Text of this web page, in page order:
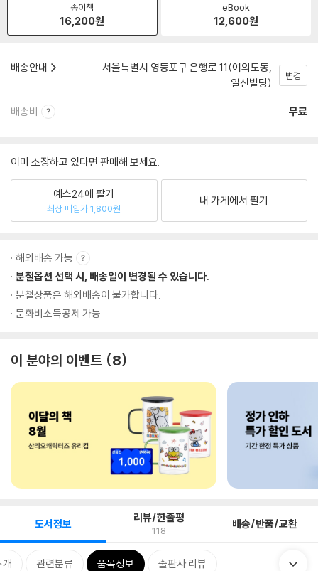
종이책
16,200원
eBook
12,600원
배송안내
서울특별시 영등포구 은행로 11(여의도동,
일신빌딩)
변경
배송비 무료
이미 소장하고 있다면 판매해 보세요.
예스24에 팔기
최상 매입가 1,800원
내 가게에서 팔기
해외배송 가능
분철옵션 선택 시, 배송일이 변경될 수 있습니다.
분철상품은 해외배송이 불가합니다.
문화비소득공제 가능
이 분야의 이벤트 8
도서정보 리뷰/한줄평
118 배송/반품/교환
개 관련분류 품목정보 출판사 리뷰